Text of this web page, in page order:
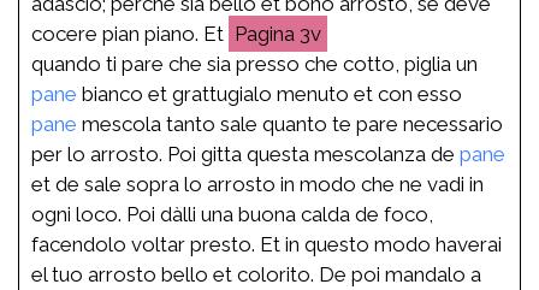
cocere pian piano. Et
3v
quando ti pare che sia presso che cotto, piglia un
pane bianco et grattugialo menuto et con esso
pane mescola tanto sale quanto te pare necessario
per lo arrosto. Poi gitta questa mescolanza de pane
et de sale sopra lo arrosto in modo che ne vadi in
ogni loco. Poi dàlli una buona calda de foco,
facendolo voltar presto. Et in questo modo haverai
el tuo arrosto bello et colorito. De poi mandalo a